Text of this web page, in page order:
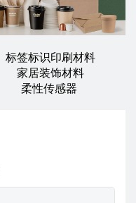
标签标识印刷材料
家居装饰材料
柔性传感器